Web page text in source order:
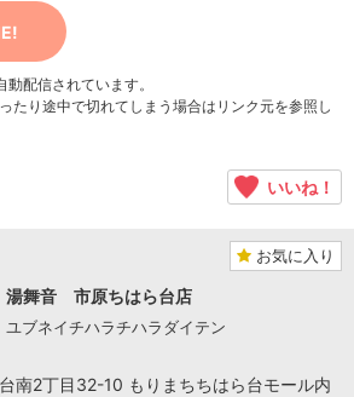
配信されています。
たり途中で切れてしまう場合はリンク元を参照し
いいね！
お気に入り
湯舞音 市原ちはら台店
ユブネイチハラチハラダイテン
南2丁目32-10 もりまちちはら台モール内